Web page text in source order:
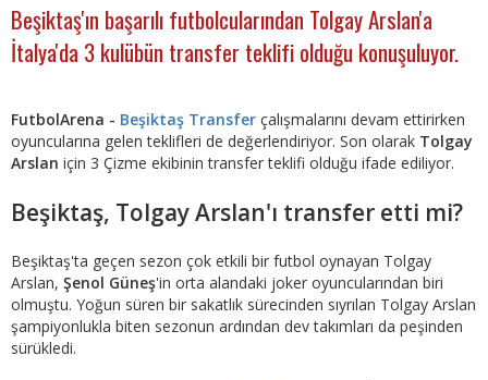
Beşiktaş'ın başarılı futbolcularından Tolgay Arslan'a
İtalya'da 3 kulübün transfer teklifi olduğu konuşuluyor.
FutbolArena - Beşiktaş Transfer çalışmalarını devam ettirirken
oyuncularına gelen teklifleri de değerlendiriyor. Son olarak Tolgay
Arslan için 3 Çizme ekibinin transfer teklifi olduğu ifade ediliyor.
Beşiktaş, Tolgay Arslan'ı transfer etti mi?
Beşiktaş'ta geçen sezon çok etkili bir futbol oynayan Tolgay
Arslan, Şenol Güneş'in orta alandaki joker oyuncularından biri
olmuştu. Yoğun süren bir sakatlık sürecinden sıyrılan Tolgay Arslan
şampiyonlukla biten sezonun ardından dev takımları da peşinden
sürükledi.